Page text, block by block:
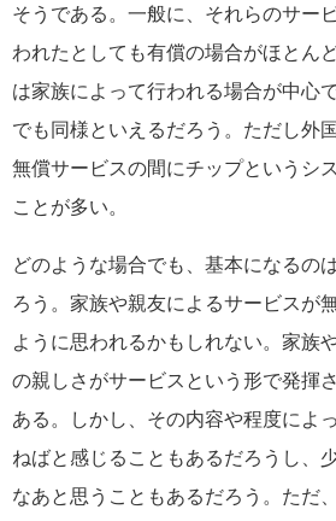
そうである。一般に、それらのサー
われたとしても有償の場合がほとん
は家族によって行われる場合が中心
でも同様といえるだろう。ただし外
無償サービスの間にチップというシ
ことが多い。
どのような場合でも、基本になるの
ろう。家族や親友によるサービスが
ように思われるかもしれない。家族
の親しさがサービスという形で発揮
ある。しかし、その内容や程度によ
ねばと感じることもあるだろうし、
なあと思うこともあるだろう。ただ